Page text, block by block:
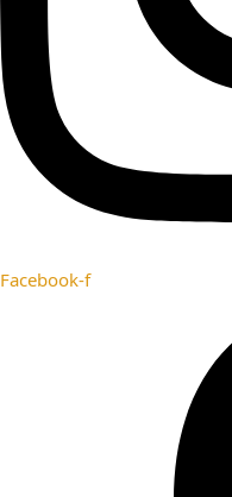
Facebook-f